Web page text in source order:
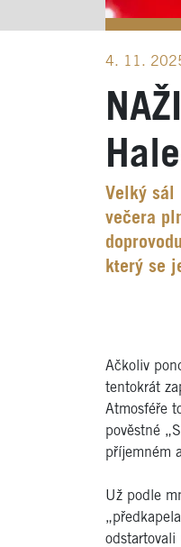
4. 11.
Velký sál
večera
který se
Ačkoliv
tentokrát
Atmosféře
pověstné
příjemném
Už podle
odstartovali